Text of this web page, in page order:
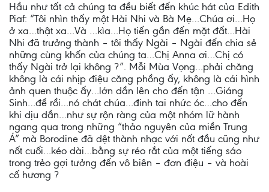
Hầu như tất cả chúng ta đều biết đến khúc hát của Edith
Piaf: “Tôi nhìn thấy một Hài Nhi và Bà Mẹ…Chúa ơi…Họ
ở xa…thật xa…Và …kìa…Họ tiến gần đến mặt đất…Hài
Nhi đã trưởng thành – tôi thấy Ngài – Ngài đến chia sẻ
những cùng khốn của chúng ta…Chị Anna ơi…Chị có
thấy Ngài trở lại không ?”. Mỗi Mùa Vọng…phải chăng
không là cái nhịp điệu căng phồng ấy, không là cái hình
ảnh quen thuộc ấy…lớn dần lên cho đến tận …Giáng
Sinh…để rồi…nó chát chúa…đinh tai nhức óc…cho đến
khi dịu dần…như sự rộn ràng của một nhóm lữ hành
ngang qua trong những “thảo nguyên của miền Trung
Á” mà Borodine đã dệt thành nhạc với nốt đầu cũng như
nốt cuối…kéo dài…bằng sự réo rắt của một tiếng sáo
trong trẻo gợi tưởng đến vô biên – đơn điệu – và hoài
cố hương ?